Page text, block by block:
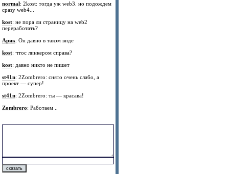
normal: 2kost: тогда уж web3. но подождем
сразу web4...
kost: не пора ли страницу на web2
переработать?
Арик: Он давно в таком виде
kost: чтос линкером справа?
kost: давно никто не пишет
st41n: 2Zombrero: снято очень слабо, а
проект — супер!
st41n: 2Zombrero: ты — красава!
Zombrero: Работаем ..